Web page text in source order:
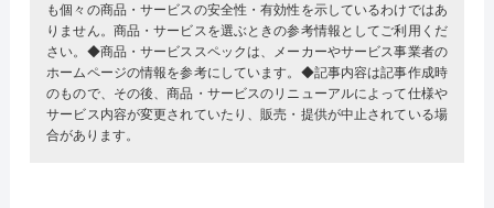
も個々の商品・サービスの安全性・有効性を示しているわけではあ
りません。商品・サービスを選ぶときの参考情報としてご利用くだ
さい。◆商品・サービススペックは、メーカーやサービス事業者の
ホームページの情報を参考にしています。◆記事内容は記事作成時
のもので、その後、商品・サービスのリニューアルによって仕様や
サービス内容が変更されていたり、販売・提供が中止されている場
合があります。